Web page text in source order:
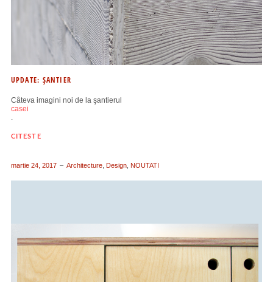
UPDATE: ŞANTIER
Câteva imagini noi de la şantierul
casei
.
CITESTE
martie 24, 2017 Architecture, Design, NOUTATI